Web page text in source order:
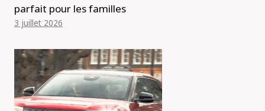
parfait pour les familles
3 juillet 2026